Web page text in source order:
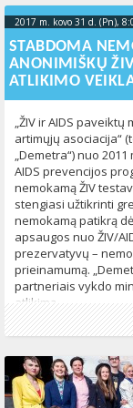
prieinamomis
paslaugomis, bet ir
asmens tapatybės
privalomojo
reikalavimo. Nors ne
lengvai ir
2017 m. kovo 31 d. (Pn),
STABDOMA
ANONIMIŠKŲ
ATLIKIMO
„ŽIV ir AIDS paveiktų
artimųjų asociacija“
„Demetra“) nuo 2011
AIDS prevencijos
nemokamą ŽIV
stengiasi užtikrinti
nemokamą patikrą
apsaugos nuo ŽIV/
prezervatyvų –
prieinamumą.
partneriais vykdo
atlikimą
Publikavo:Aliona, LGL
Kategorijos:Lietuvoje,
Žymos:sveikatos